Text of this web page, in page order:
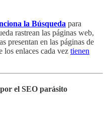
la Búsqueda para
rastrean las páginas web,
presentan en las páginas de
los enlaces cada vez tienen
el SEO parásito